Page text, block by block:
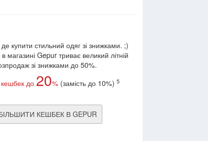
купити стильний одяг зі знижками. ;)
магазині Gepur триває великий літній
зі знижками до 50%.
кешбек до 20% (замість до 10%)5
КЕШБЕК В GEPUR